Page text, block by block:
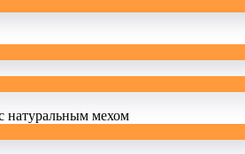
натуральным мехом